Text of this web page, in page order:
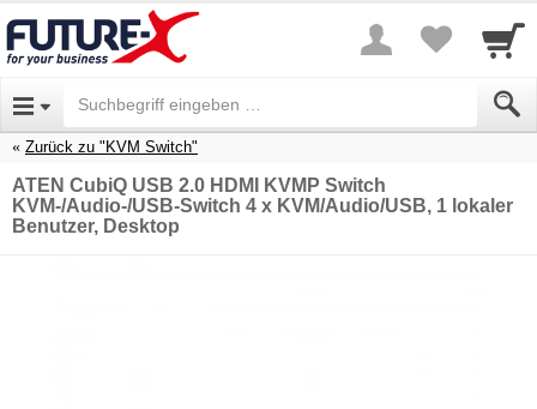
Zurück zu "KVM Switch"
ATEN CubiQ USB 2.0 HDMI KVMP Switch
KVM-/Audio-/USB-Switch 4 x KVM/Audio/USB, 1 lokaler
Benutzer, Desktop